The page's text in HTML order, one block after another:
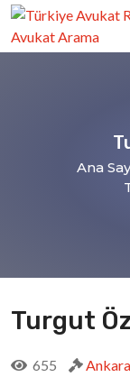
Ana
Turgut
655